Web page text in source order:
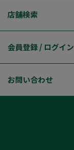
店舗検索
会員登録 / ログイン
お問い合わせ